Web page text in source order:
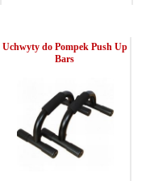
Uchwyty do Pompek Push Up
Bars